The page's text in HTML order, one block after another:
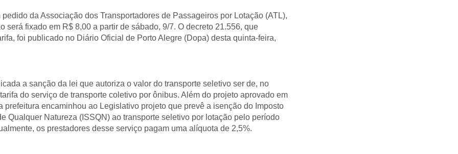
da Associação dos Transportadores de Passageiros por Lotação (ATL),
será fixado em R$ 8,00 a partir de sábado, 9/7. O decreto 21.556, que
foi publicado no Diário Oficial de Porto Alegre (Dopa) desta quinta-feira,
a sanção da lei que autoriza o valor do transporte seletivo ser de, no
do serviço de transporte coletivo por ônibus. Além do projeto aprovado em
prefeitura encaminhou ao Legislativo projeto que prevê a isenção do Imposto
Qualquer Natureza (ISSQN) ao transporte seletivo por lotação pelo período
os prestadores desse serviço pagam uma alíquota de 2,5%.